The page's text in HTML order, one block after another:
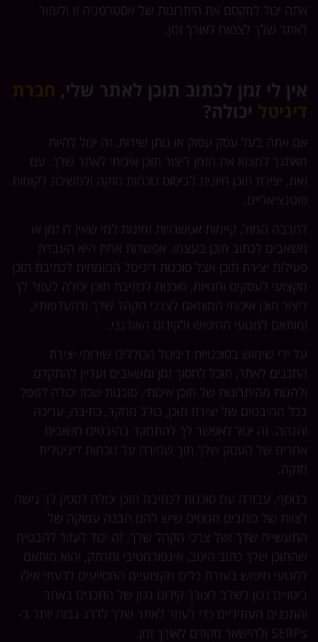
אתה יכול למקסם את היתרונות של אסטרטגיה זו ולעזור
לאתר שלך לצמוח לאורך זמן.
אין לי זמן לכתוב תוכן לאתר שלי,
יכולה?
אם אתה בעל עסק עסוק או נותן שירות, זה יכול להיות
מאתגר למצוא את הזמן ליצור תוכן איכותי לאתר שלך. עם
זאת, יצירת תוכן חיונית לביסוס נוכחות חזקה ולמשיכת לקוחות
פוטנציאליים.
למרבה המזל, קיימות אפשרויות זמינות למי שאין לו זמן או
משאבים לכתוב תוכן בעצמו. אפשרות אחת היא העברת
פעילות יצירת תוכן אצל סוכנות דיגיטל המומחית לכתיבת תוכן
מקצועי לעסקים וחנויות, סוכנות לכתיבת תוכן יכולה לעזור לך
ליצור תוכן איכותי המותאם לצרכי הקהל שלך ולהעדפותיו,
ומותאם למנועי החיפוש ולקידום האורגני.
על ידי שימוש בסוכנויות דיגיטל הכוללים שירותי יצירת
התכנים לאתר, תוכל לחסוך זמן ומשאבים ועדיין להתקדם
ולהנות מהיתרונות של תוכן איכותי. סוכנות שכזו יכולה לטפל
בכל ההיבטים של יצירת תוכן, כולל מחקר, כתיבה, עריכה
והגהה. זה יכול לאפשר לך להתמקד בהיבטים חשובים
אחרים של העסק שלך תוך שמירה על נוכחות דיגיטלית
חזקה.
בנוסף, עבודה עם סוכנות לכתיבת תוכן יכולה לספק לך גישה
לצוות של כותבים מנוסים שיש להם הבנה עמוקה של
התעשייה שלך ושל צרכי הקהל שלך. זה יכול לעזור להבטיח
שהתוכן שלך כתוב היטב, אינפורמטיבי ומרתק, והוא מותאם
למנועי חיפוש בעזרת כלים מקצועיים המסייעים לדעתי אילו
ביטויים נכון לשלב לצורך קידום נכון של התכנים באתר
והתכנים העתידיים כדי לעזור לאתר שלך לדרג גבוה יותר ב-
SERPs ולהישאר מקודם לאורך זמן.